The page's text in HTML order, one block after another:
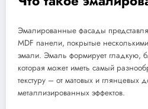
Эмалированные фасады
MDF панели, покрытые
эмали. Эмаль формирует гладкую,
которая может иметь самый
текстуру – от матовых и глянцевых
металлизированных эффектов.